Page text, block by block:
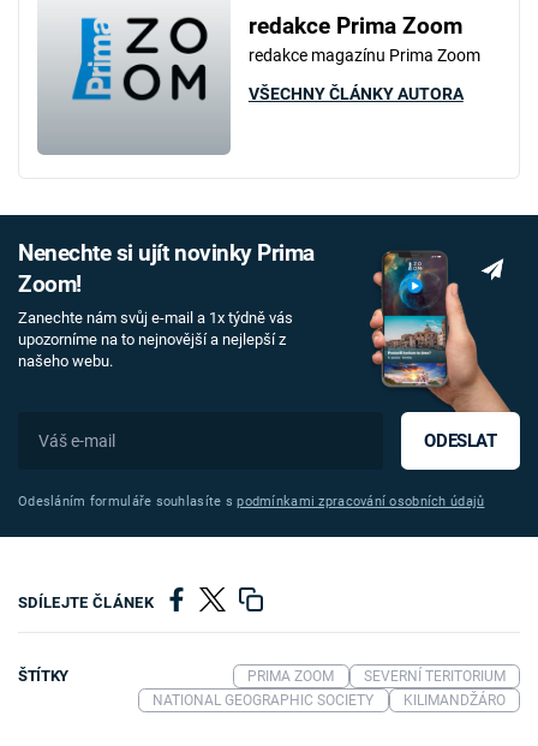
redakce Prima Zoom
redakce magazínu Prima Zoom
VŠECHNY ČLÁNKY AUTORA
Nenechte si ujít novinky Prima
Zoom!
Zanechte nám svůj e-mail a 1x týdně vás
upozorníme na to nejnovější a nejlepší z
našeho webu.
ODESLAT
Odesláním formuláře souhlasíte spodmínkami zpracování osobních údajů
SDÍLEJTE ČLÁNEK
ŠTÍTKY PRIMA ZOOM
SEVERNÍ TERITORIUM
NATIONAL GEOGRAPHIC SOCIETY
KILIMANDŽÁRO